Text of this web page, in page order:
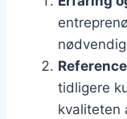
tidligere
kvaliteten